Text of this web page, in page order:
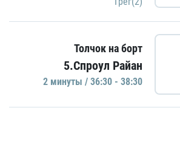
Толчок на борт
5.Спроул Райан
2 минуты / 36:30 - 38:30